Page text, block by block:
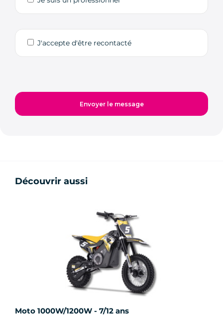
J'accepte d'être recontacté
Découvrir aussi
Moto 1000W/1200W - 7/12 ans